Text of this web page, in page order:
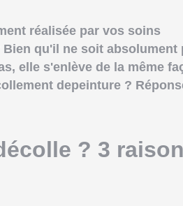
réalisée par vos soins
qu'il ne soit absolument
elle s'enlève de la même
depeinture ?
? 3